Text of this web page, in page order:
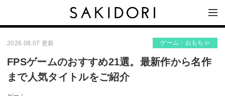
2026.08.07 更新 ゲーム・おもちゃ
FPSゲームのおすすめ21選。最新作から名作
まで人気タイトルをご紹介